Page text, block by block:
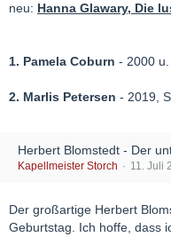
neu: Hanna Glawary, Die
1. Pamela Coburn - 2000
2. Marlis Petersen - 2019,
Herbert Blomstedt - Der
Kapellmeister Storch 11. Juli
Der großartige Herbert
Geburtstag. Ich hoffe, dass